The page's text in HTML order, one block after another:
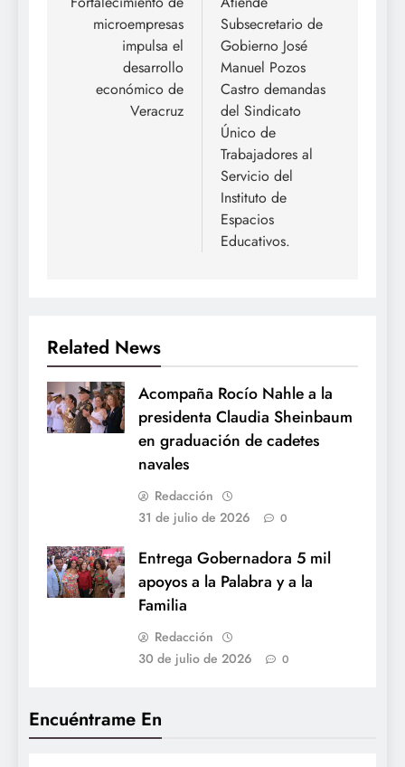
Encuéntrame En
entradas
microempresas
impulsa el
desarrollo
económico de
Veracruz
Subsecretario de
Gobierno José
Manuel Pozos
Castro demandas
del Sindicato
Único de
Trabajadores al
Servicio del
Instituto de
Espacios
Educativos.
Related News
Acompaña Rocío Nahle a la
presidenta Claudia Sheinbaum
en graduación de cadetes
navales
Redacción
31 de julio de 2026
0
Entrega Gobernadora 5 mil
apoyos a la Palabra y a la
Familia
Redacción
30 de julio de 2026
0